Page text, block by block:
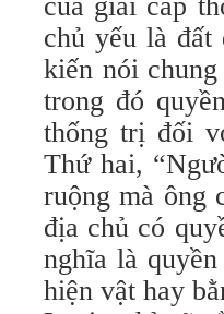
chủ yếu là đất
kiến nói
trong đó
thống trị đối
Thứ hai,
ruộng mà ông
địa chủ có
nghĩa là
hiện vật hay